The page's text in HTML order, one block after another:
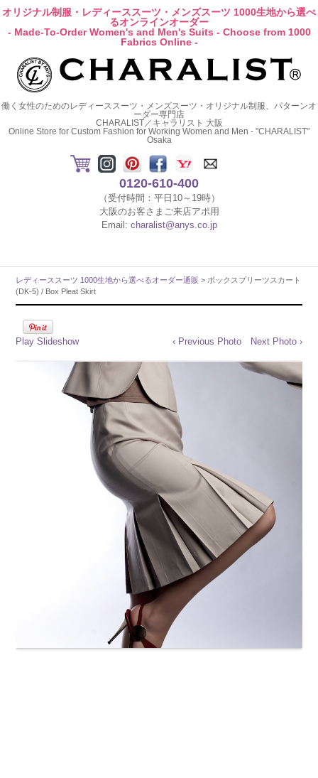
オリジナル制服・レディーススーツ・メンズスーツ 1000生地から選べ
るオンラインオーダー
- Made-To-Order Women's and Men's Suits - Choose from 1000
Fabrics Online -
働く女性のためのレディーススーツ・メンズスーツ・オリジナル制服、パターンオ
ーダー専門店
CHARALIST／キャラリスト 大阪
Online Store for Custom Fashion for Working Women and Men - "CHARALIST"
Osaka
0120-610-400
（受付時間：平日10～19時）
大阪のお客さまご来店アポ用
Email: charalist@anys.co.jp
レディーススーツ 1000生地から選べるオーダー通販 > ボックスプリーツスカート
(DK-5) / Box Pleat Skirt
Play Slideshow ‹ Previous Photo Next Photo ›